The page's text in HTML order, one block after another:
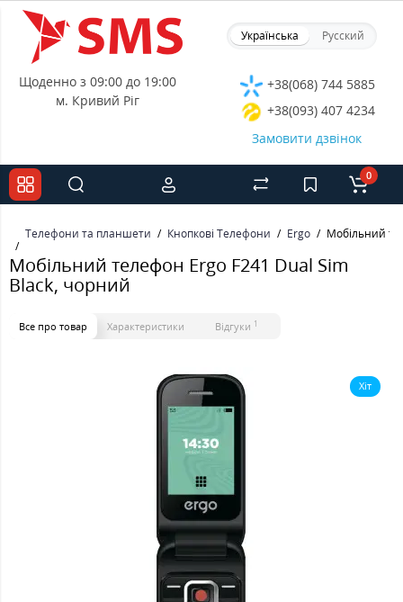
Українська Русский
Щоденно з 09:00 до 19:00
м. Кривий Ріг
+38(068) 744 5885
+38(093) 407 4234
Замовити дзвінок
0
Телефони та планшети Кнопкові Телефони Ergo Мобільний
Мобільний телефон Ergo F241 Dual Sim
Black, чорний
Все про товар Характеристики Відгуки 1
Хіт